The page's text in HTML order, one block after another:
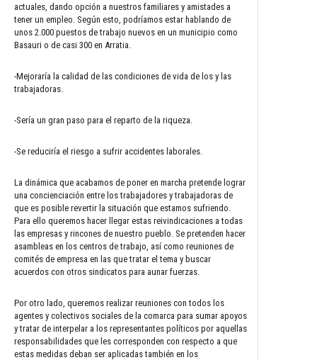
actuales, dando opción a nuestros familiares y amistades a
tener un empleo. Según esto, podríamos estar hablando de
unos 2.000 puestos de trabajo nuevos en un municipio como
Basauri o de casi 300 en Arratia.
-Mejoraría la calidad de las condiciones de vida de los y las
trabajadoras.
-Sería un gran paso para el reparto de la riqueza.
-Se reduciría el riesgo a sufrir accidentes laborales.
La dinámica que acabamos de poner en marcha pretende lograr
una concienciación entre los trabajadores y trabajadoras de
que es posible revertir la situación que estamos sufriendo.
Para ello queremos hacer llegar estas reivindicaciones a todas
las empresas y rincones de nuestro pueblo. Se pretenden hacer
asambleas en los centros de trabajo, así como reuniones de
comités de empresa en las que tratar el tema y buscar
acuerdos con otros sindicatos para aunar fuerzas.
Por otro lado, queremos realizar reuniones con todos los
agentes y colectivos sociales de la comarca para sumar apoyos
y tratar de interpelar a los representantes políticos por aquellas
responsabilidades que les corresponden con respecto a que
estas medidas deban ser aplicadas también en los